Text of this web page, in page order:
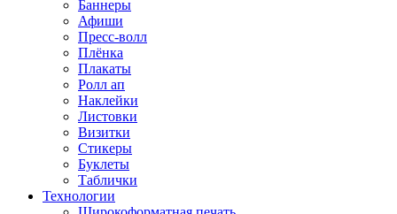
Баннеры
Афиши
Пресс-волл
Плёнка
Плакаты
Ролл ап
Наклейки
Листовки
Визитки
Стикеры
Буклеты
Таблички
Технологии